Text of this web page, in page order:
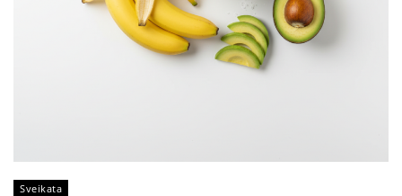
Sveikata